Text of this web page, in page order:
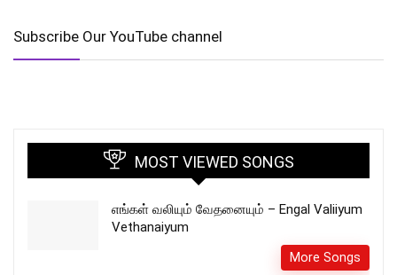
Subscribe Our YouTube channel
MOST VIEWED SONGS
எங்கள் வலியும் வேதனையும் – Engal Valiiyum
Vethanaiyum
More Songs